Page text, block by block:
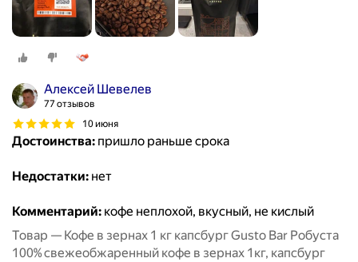
Алексей Шевелев
77 отзывов
10 июня
Достоинства: пришло раньше срока
Недостатки: нет
Комментарий: кофе неплохой, вкусный, не кислый
Товар — Кофе в зернах 1 кг капсбург Gusto Bar Робуста
100% свежеобжаренный кофе в зернах 1кг, капсбург